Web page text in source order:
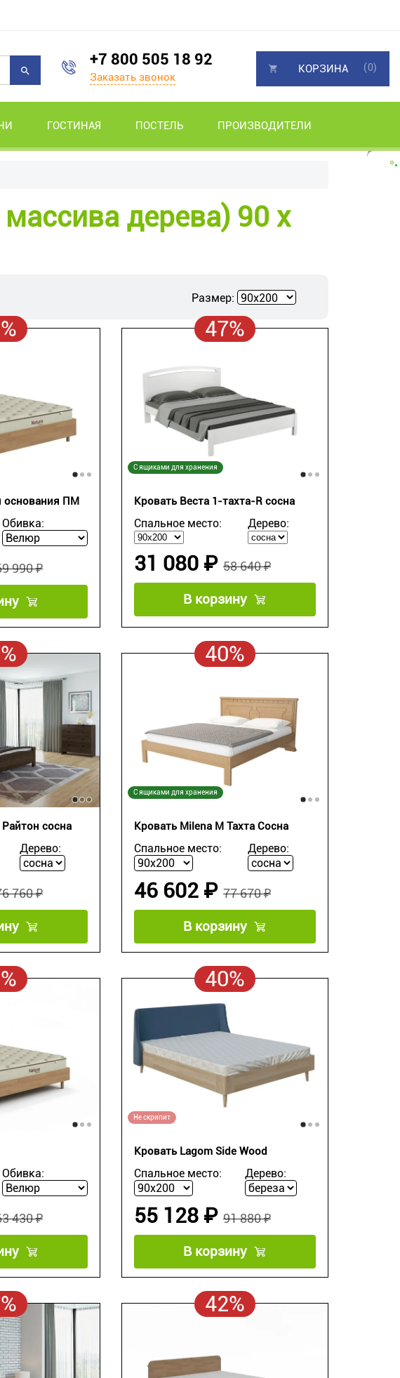
+7 800 505 18 92
Заказать звонок
ГОСТИНАЯ ПОСТЕЛЬ ПРОИЗВОДИТЕЛИ
КОРЗИНА (0)
дерева) 90 х
Размер:
основания ПМ
Обивка:
990 ₽
47%
С ящиками для хранения
Кровать Веста 1-тахта-R сосна
Спальное место: Дерево:
58 640 ₽
31 080 ₽
В корзину
сосна
Дерево:
760 ₽
40%
С ящиками для хранения
Кровать Milena М Тахта Сосна
Спальное место: Дерево:
77 670 ₽
46 602 ₽
В корзину
Обивка:
430 ₽
40%
Не скрипит
Кровать Lagom Side Wood
Спальное место: Дерево:
91 880 ₽
55 128 ₽
В корзину
42%